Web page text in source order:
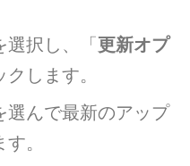
選択し、「更新オプ
します。
選んで最新のアップ
。